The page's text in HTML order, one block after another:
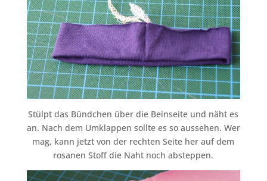
Stülpt das Bündchen über die Beinseite und näht es
an. Nach dem Umklappen sollte es so aussehen. Wer
mag, kann jetzt von der rechten Seite her auf dem
rosanen Stoff die Naht noch absteppen.